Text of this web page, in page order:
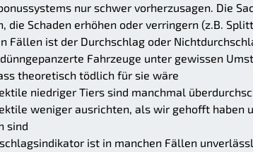
nur schwer vorherzusagen. Die
die Schaden erhöhen oder verringern (z.B.
Fällen ist der Durchschlag oder
Fahrzeuge unter gewissen
theoretisch tödlich für sie wäre
niedriger Tiers sind manchmal
weniger ausrichten, als wir gehofft haben
sind
ist in manchen Fällen